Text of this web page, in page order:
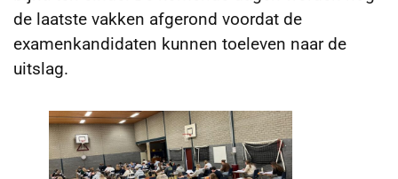
de laatste vakken afgerond voordat de
examenkandidaten kunnen toeleven naar de
uitslag.